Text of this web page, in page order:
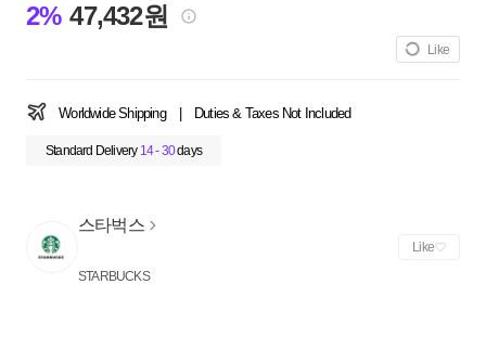
2% 47,432원
Like
Worldwide Shipping Duties & Taxes Not Included
Standard Delivery 14 - 30days
스타벅스
STARBUCKS
Like